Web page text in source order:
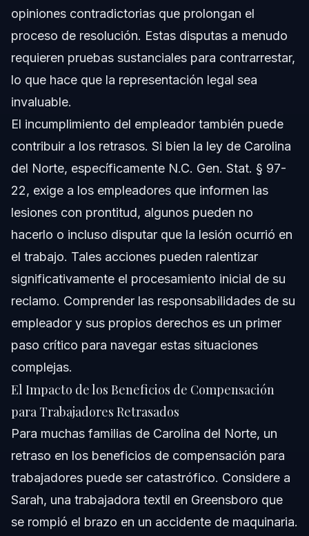
opiniones contradictorias que prolongan el
proceso de resolución. Estas disputas a menudo
requieren pruebas sustanciales para contrarrestar,
lo que hace que la representación legal sea
invaluable.
El incumplimiento del empleador también puede
contribuir a los retrasos. Si bien la ley de Carolina
del Norte, específicamente N.C. Gen. Stat. § 97-
22, exige a los empleadores que informen las
lesiones con prontitud, algunos pueden no
hacerlo o incluso disputar que la lesión ocurrió en
el trabajo. Tales acciones pueden ralentizar
significativamente el procesamiento inicial de su
reclamo. Comprender las responsabilidades de su
empleador y sus propios derechos es un primer
paso crítico para navegar estas situaciones
complejas.
El Impacto de los Beneficios de Compensación
para Trabajadores Retrasados
Para muchas familias de Carolina del Norte, un
retraso en los beneficios de compensación para
trabajadores puede ser catastrófico. Considere a
Sarah, una trabajadora textil en Greensboro que
se rompió el brazo en un accidente de maquinaria.